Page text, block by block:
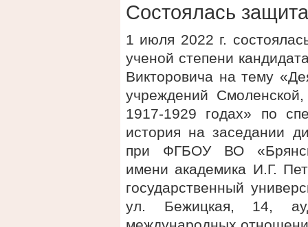
Состоялась защита
1 июля 2022 г.
ученой степени
Викторовича на тему
учреждений
1917-1929 годах» по
история на заседании
при ФГБОУ ВО
имени академика И.Г.
государственный
ул. Бежицкая, 14,